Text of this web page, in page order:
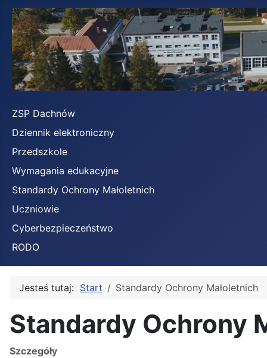
ZSP Dachnów
Dziennik elektroniczny
Przedszkole
Wymagania edukacyjne
Standardy Ochrony Małoletnich
Uczniowie
Cyberbezpieczeństwo
RODO
Jesteś tutaj: Start Standardy Ochrony Małoletnich
Standardy Ochrony
Szczegóły